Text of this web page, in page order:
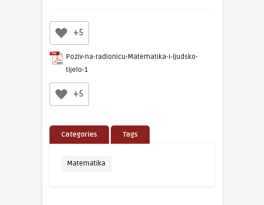
+5
Poziv-na-radionicu-Matematika-i-ljudsko-
tijelo-1
+5
Categories Tags
Matematika